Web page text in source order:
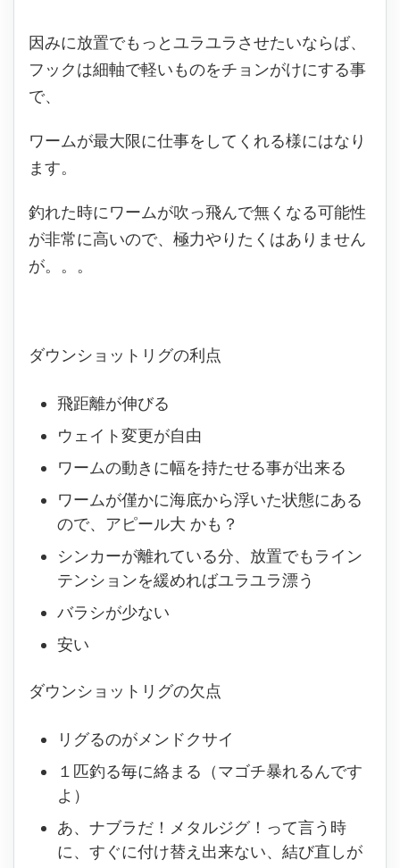
因みに放置でもっとユラユラさせたいならば、
フックは細軸で軽いものをチョンがけにする事
で、
ワームが最大限に仕事をしてくれる様にはなり
ます。
釣れた時にワームが吹っ飛んで無くなる可能性
が非常に高いので、極力やりたくはありません
が。。。
ダウンショットリグの利点
飛距離が伸びる
ウェイト変更が自由
ワームの動きに幅を持たせる事が出来る
ワームが僅かに海底から浮いた状態にある
ので、アピール大 かも？
シンカーが離れている分、放置でもライン
テンションを緩めればユラユラ漂う
バラシが少ない
安い
ダウンショットリグの欠点
リグるのがメンドクサイ
１匹釣る毎に絡まる（マゴチ暴れるんです
よ）
あ、ナブラだ！メタルジグ！って言う時
に、すぐに付け替え出来ない、結び直しが